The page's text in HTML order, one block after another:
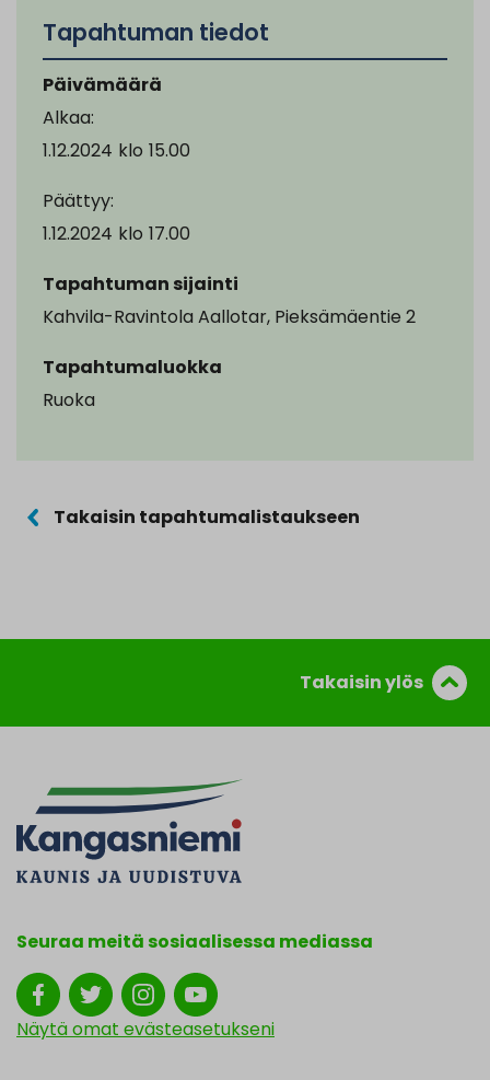
Tapahtuman tiedot
Päivämäärä
Alkaa:
1.12.2024 klo 15.00
Päättyy:
1.12.2024 klo 17.00
Tapahtuman sijainti
Kahvila-Ravintola Aallotar, Pieksämäentie 2
Tapahtumaluokka
Ruoka
Takaisin tapahtumalistaukseen
Takaisin ylös
Seuraa meitä sosiaalisessa mediassa
Näytä omat evästeasetukseni